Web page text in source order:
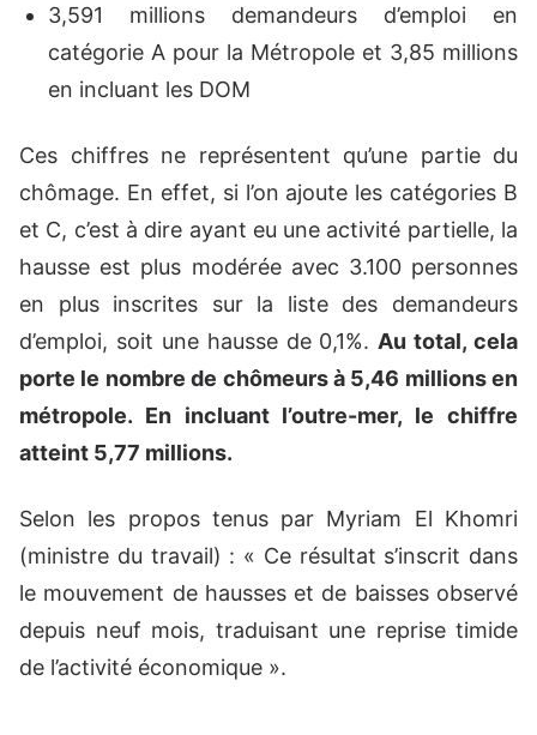
3,591 millions demandeurs d’emploi en
catégorie A pour la Métropole et 3,85 millions
en incluant les DOM
Ces chiffres ne représentent qu’une partie du
chômage. En effet, si l’on ajoute les catégories B
et C, c’est à dire ayant eu une activité partielle, la
hausse est plus modérée avec 3.100 personnes
en plus inscrites sur la liste des demandeurs
d’emploi, soit une hausse de 0,1%. Au total, cela
porte le nombre de chômeurs à 5,46 millions en
métropole. En incluant l’outre-mer, le chiffre
atteint 5,77 millions.
Selon les propos tenus par Myriam El Khomri
(ministre du travail) : « Ce résultat s’inscrit dans
le mouvement de hausses et de baisses observé
depuis neuf mois, traduisant une reprise timide
de l’activité économique ».